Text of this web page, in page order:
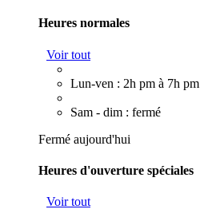
Heures normales
Voir tout
Lun-ven : 2h pm à 7h pm
Sam - dim : fermé
Fermé aujourd'hui
Heures d'ouverture spéciales
Voir tout